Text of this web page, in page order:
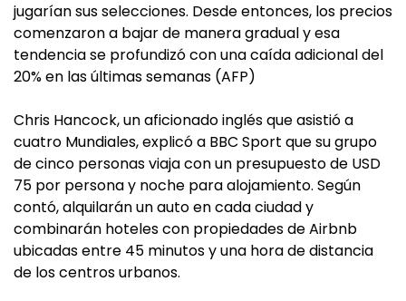
jugarían sus selecciones. Desde entonces, los precios
comenzaron a bajar de manera gradual y esa
tendencia se profundizó con una caída adicional del
20% en las últimas semanas (AFP)
Chris Hancock, un aficionado inglés que asistió a
cuatro Mundiales, explicó a BBC Sport que su grupo
de cinco personas viaja con un presupuesto de USD
75 por persona y noche para alojamiento. Según
contó, alquilarán un auto en cada ciudad y
combinarán hoteles con propiedades de Airbnb
ubicadas entre 45 minutos y una hora de distancia
de los centros urbanos.